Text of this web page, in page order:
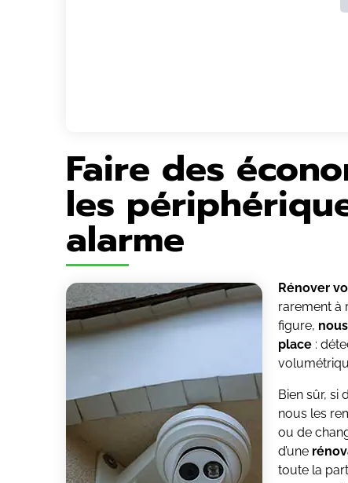
Faire des
les
alarme
Rénover
rarement à
figure,
place:
Bien sûr, si
nous les
ou de
d’une
toute la